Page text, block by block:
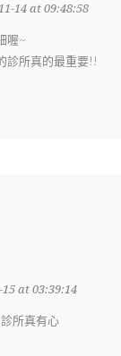
14 at 09:48:58
喔~
診所真的最重要!!
15 at 03:39:14
所真有心